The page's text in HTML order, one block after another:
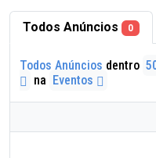
Todos Anúncios 0
Todos Anúncios dentro
na Eventos